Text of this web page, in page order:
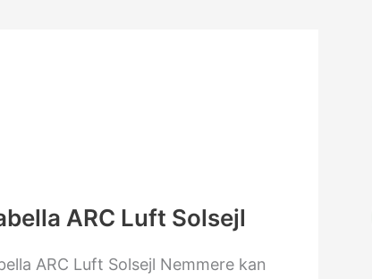
ARC Luft Solsejl
ARC Luft Solsejl Nemmere kan
Solsejl